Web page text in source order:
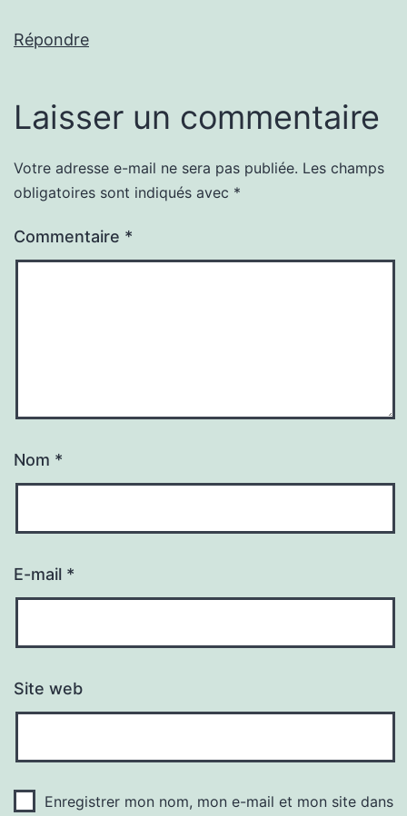
Répondre
Laisser un commentaire
Votre adresse e-mail ne sera pas publiée. Les champs
obligatoires sont indiqués avec *
Commentaire *
Nom *
E-mail *
Site web
Enregistrer mon nom, mon e-mail et mon site dans